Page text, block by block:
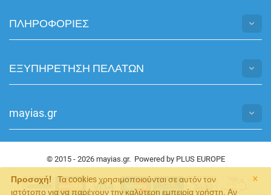
×
Προσοχή!
Τα cookies χρησιμοποιούνται σε αυτόν τον
ιστότοπο για να παρέχουν την καλύτερη εμπειρία χρήστη. Αν
ΠΛΗΡΟΦΟΡΙΕΣ
ΕΞΥΠΗΡΕΤΗΣΗ ΠΕΛΑΤΩΝ
mayias.gr
© 2015 - 2026 mayias.gr. Powered by PLUS EUROPE